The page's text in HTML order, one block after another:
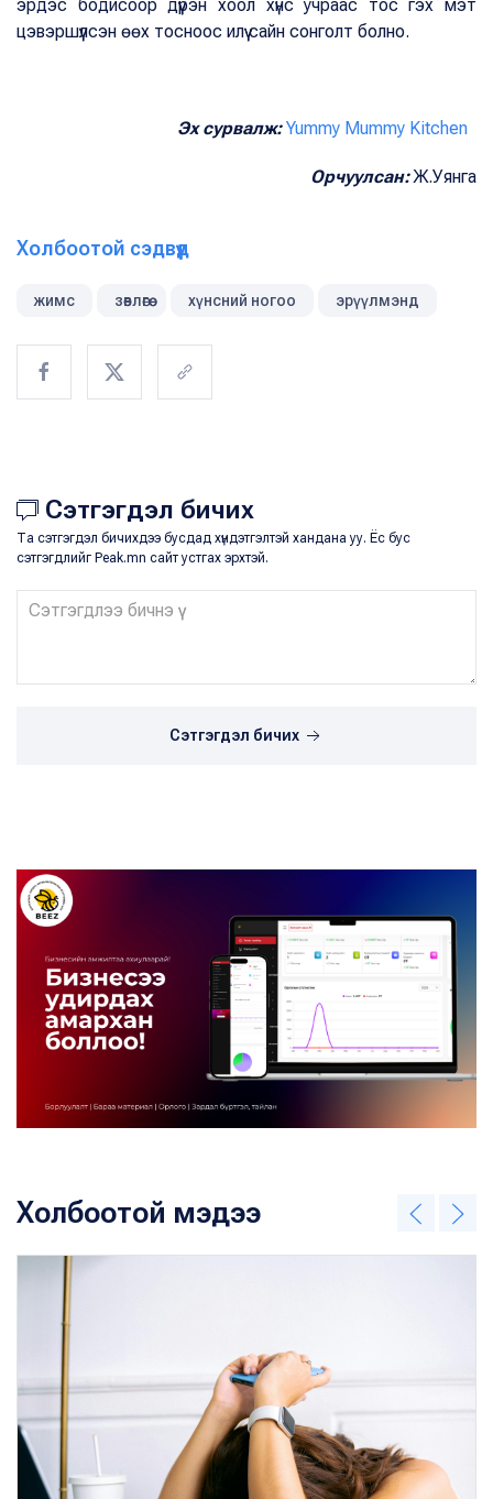
эрдэс бодисоор дүүрэн хоол хүнс учраас тос гэх мэт
цэвэршүүлсэн өөх тосноос илүү сайн сонголт болно.
Эх сурвалж: Yummy Mummy Kitchen
Орчуулсан:Ж.Уянга
Холбоотой сэдвүүд
жимс зөвлөгөө хүнсний ногоо эрүүлмэнд
Сэтгэгдэл бичих
Та сэтгэгдэл бичихдээ бусдад хүндэтгэлтэй хандана уу. Ёс бус
сэтгэгдлийг Peak.mn сайт устгах эрхтэй.
Сэтгэгдэл бичих
Холбоотой мэдээ